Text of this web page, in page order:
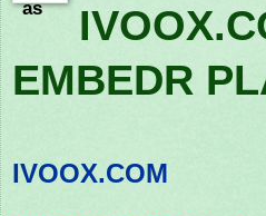
EMBEDR
IVOOX.COM